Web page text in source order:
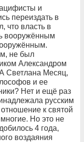
и
переиздать в
что власть в
вооружённым
не был
Александром
Светлана Месяц,
и ее
Нет и ещё раз
русским
к святой
Но это не
4 года,
воздаяния